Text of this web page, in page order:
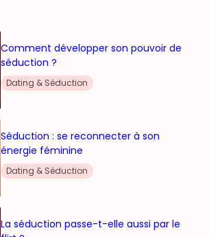
Comment développer son pouvoir de
séduction ?
Dating & Séduction
Séduction : se reconnecter à son
énergie féminine
Dating & Séduction
La séduction passe-t-elle aussi par le